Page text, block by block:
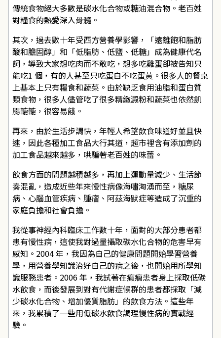
傳統食物絕大多數是碳水化合物或糖油混合物。老百姓
對糧食的熱愛深入骨髓。
其次，過去數十年受西方營養學影響，「遠離飽和脂肪
酸和膽固醇」和「低脂肪、低鹽、低糖」成為健康代名
詞，導致大家想吃肉而不敢吃，想多吃雞蛋卻被告知只
能吃1 個，有的人甚至只吃蛋白不吃蛋黃。很多人的餐桌
上基本上只有糧食和蔬菜。由於缺乏食用油脂和蛋白質
類食物，很多人儘管吃了很多精緻澱粉和蔬菜也依然飢
腸轆轆，很容易餓。
再來，由於生活步調快，年輕人希望飲食味道好並且快
速，因此各種加工食品大行其道，超市裡含有添加劑的
加工食品越來越多，哄騙著老百姓的味蕾。
飲食方面的問題越積越多，再加上運動量減少、生活節
奏混亂，造成近些年來慢性病像海嘯洶湧而至，糖尿
病、心腦血管疾病、腫瘤、阿茲海默症等造成了沉重的
家庭負擔和社會負擔。
我從事神經內科臨床工作數十年，面對的大部分患者都
患有慢性病，這使我對過量攝取碳水化合物的危害早有
感知。2004 年，我因為自己的健康問題開始學習營養
學，用營養學知識治好自己的病之後，也開始用所學知
識服務患者。2006 年，我試著在癲癇患者身上採取低碳
水飲食，而後發展到對有代謝症候群的患者都採取「減
少碳水化合物、增加優質脂肪」的飲食方法。這些年
來，我累積了一些用低碳水飲食調理慢性病的實戰經
驗。